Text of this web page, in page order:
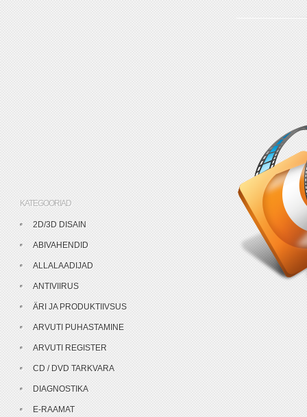
KATEGOORIAD
2D/3D DISAIN
ABIVAHENDID
ALLALAADIJAD
ANTIVIIRUS
ÄRI JA PRODUKTIIVSUS
ARVUTI PUHASTAMINE
ARVUTI REGISTER
CD / DVD TARKVARA
DIAGNOSTIKA
E-RAAMAT